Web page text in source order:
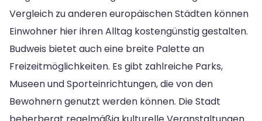
Vergleich zu anderen europäischen Städten können
Einwohner hier ihren Alltag kostengünstig gestalten.
Budweis bietet auch eine breite Palette an
Freizeitmöglichkeiten. Es gibt zahlreiche Parks,
Museen und Sporteinrichtungen, die von den
Bewohnern genutzt werden können. Die Stadt